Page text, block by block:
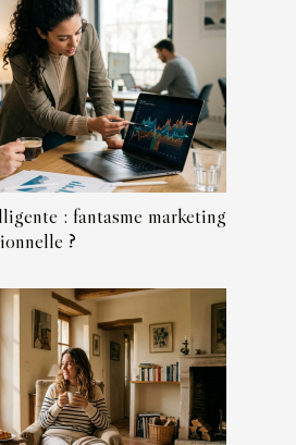
: fantasme marketing
?